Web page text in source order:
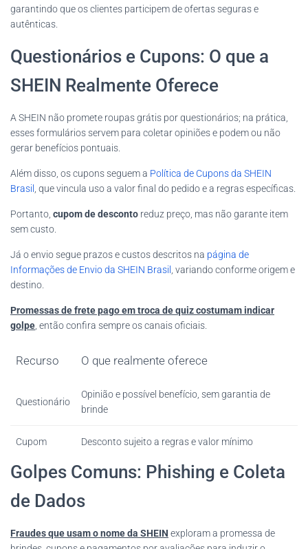
garantindo que os clientes participem de ofertas seguras e
autênticas.
Questionários e Cupons: O que a
SHEIN Realmente Oferece
A SHEIN não promete roupas grátis por questionários; na prática,
esses formulários servem para coletar opiniões e podem ou não
gerar benefícios pontuais.
Além disso, os cupons seguem a Política de Cupons da SHEIN
Brasil
, que vincula uso a valor final do pedido e a regras específicas.
Portanto, cupom de desconto reduz preço, mas não garante item
sem custo.
Já o envio segue prazos e custos descritos na página de
Informações de Envio da SHEIN Brasil
, variando conforme origem e
destino.
Promessas de frete pago em troca de quiz costumam indicar
golpe , então confira sempre os canais oficiais.
Recurso O que realmente oferece
Questionário
Opinião e possível benefício, sem garantia de
brinde
Cupom Desconto sujeito a regras e valor mínimo
Golpes Comuns: Phishing e Coleta
de Dados
Fraudes que usam o nome da SHEIN exploram a promessa de